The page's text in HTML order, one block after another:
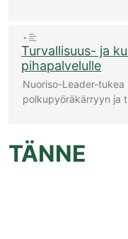
Turvallisuus- ja
pihapalvelulle
•
Nuoriso-Leader-tukea
polkupyöräkärryyn ja
TÄNNE